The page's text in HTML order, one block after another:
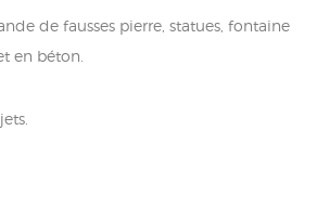
de fausses pierre, statues, fontaine
en béton.